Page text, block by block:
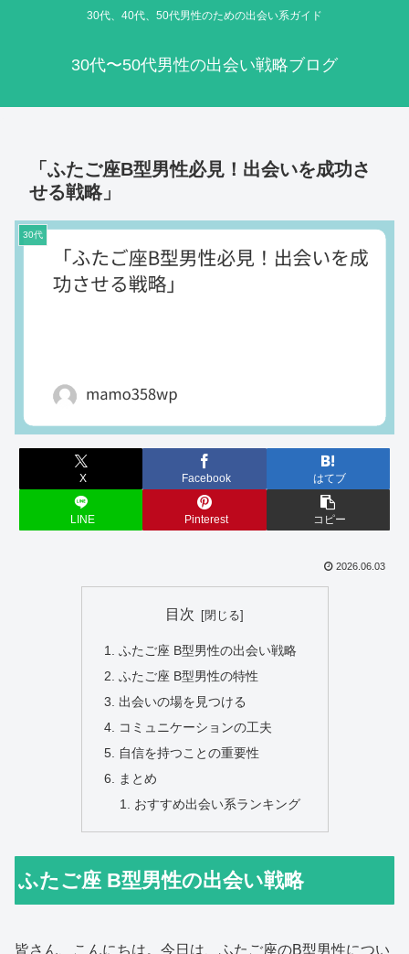
30代、40代、50代男性のための出会い系ガイド
30代〜50代男性の出会い戦略ブログ
「ふたご座B型男性必見！出会いを成功さ
せる戦略」
30代
X Facebook はてブ
LINE Pinterest コピー
2026.06.03
目次
ふたご座 B型男性の出会い戦略
ふたご座 B型男性の特性
出会いの場を見つける
コミュニケーションの工夫
自信を持つことの重要性
まとめ
おすすめ出会い系ランキング
ふたご座 B型男性の出会い戦略
皆さん、こんにちは。今日は、ふたご座のB型男性につい